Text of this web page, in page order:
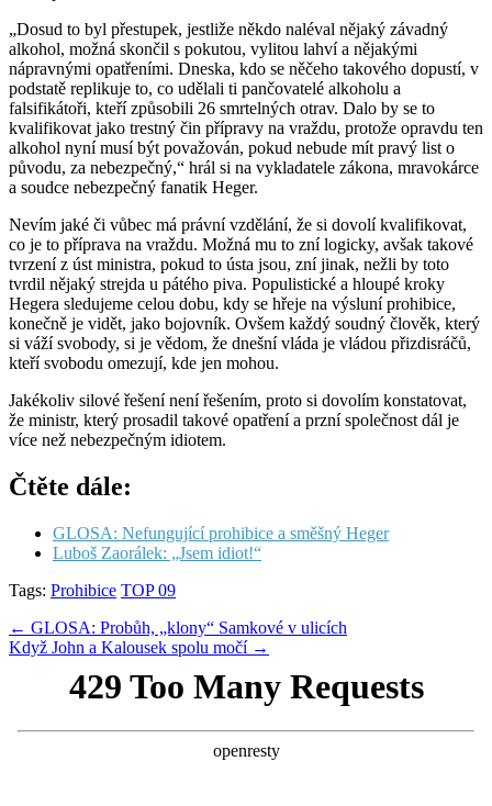
„Dosud to byl přestupek, jestliže někdo naléval nějaký závadný
alkohol, možná skončil s pokutou, vylitou lahví a nějakými
nápravnými opatřeními. Dneska, kdo se něčeho takového dopustí, v
podstatě replikuje to, co udělali ti pančovatelé alkoholu a
falsifikátoři, kteří způsobili 26 smrtelných otrav. Dalo by se to
kvalifikovat jako trestný čin přípravy na vraždu, protože opravdu ten
alkohol nyní musí být považován, pokud nebude mít pravý list o
původu, za nebezpečný,“ hrál si na vykladatele zákona, mravokárce
a soudce nebezpečný fanatik Heger.
Nevím jaké či vůbec má právní vzdělání, že si dovolí kvalifikovat,
co je to příprava na vraždu. Možná mu to zní logicky, avšak takové
tvrzení z úst ministra, pokud to ústa jsou, zní jinak, nežli by toto
tvrdil nějaký strejda u pátého piva. Populistické a hloupé kroky
Hegera sledujeme celou dobu, kdy se hřeje na výsluní prohibice,
konečně je vidět, jako bojovník. Ovšem každý soudný člověk, který
si váží svobody, si je vědom, že dnešní vláda je vládou přizdisráčů,
kteří svobodu omezují, kde jen mohou.
Jakékoliv silové řešení není řešením, proto si dovolím konstatovat,
že ministr, který prosadil takové opatření a przní společnost dál je
více než nebezpečným idiotem.
Čtěte dále:
GLOSA: Nefungující prohibice a směšný Heger
Luboš Zaorálek: „Jsem idiot!“
Tags: Prohibice TOP 09
Post
navigation
← GLOSA: Probůh, „klony“ Samkové v ulicích
Když John a Kalousek spolu močí →